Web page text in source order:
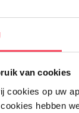
van cookies
cookies op uw
hebben